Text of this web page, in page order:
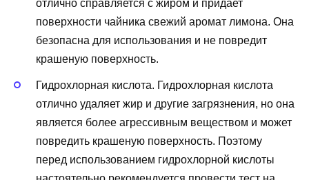
отлично справляется с жиром и придает
поверхности чайника свежий аромат лимона. Она
безопасна для использования и не повредит
крашеную поверхность.
Гидрохлорная кислота. Гидрохлорная кислота
отлично удаляет жир и другие загрязнения, но она
является более агрессивным веществом и может
повредить крашеную поверхность. Поэтому
перед использованием гидрохлорной кислоты